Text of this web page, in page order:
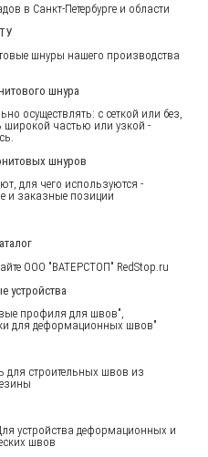
в Санкт-Петербурге и области
шнуры нашего производства
шнура
осуществлять: с сеткой или без,
широкой частью или узкой -
шнуров
для чего используются -
и заказные позиции
ООО "ВАТЕРСТОП" RedStop.ru
устройства
профиля для швов",
для деформационных швов"
для строительных швов из
устройства деформационных и
швов